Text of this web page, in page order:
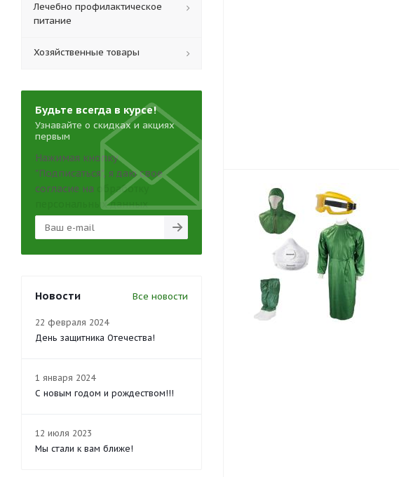
Лечебно профилактическое
питание
Хозяйственные товары
Будьте всегда в курсе!
Узнавайте о скидках и акциях
первым
Нажимая кнопку
"Подписаться", я даю свое
согласие на
обработку
персональных данных
Новости Все новости
22 февраля 2024
День защитника Отечества!
1 января 2024
С новым годом и рождеством!!!
12 июля 2023
Мы стали к вам ближе!